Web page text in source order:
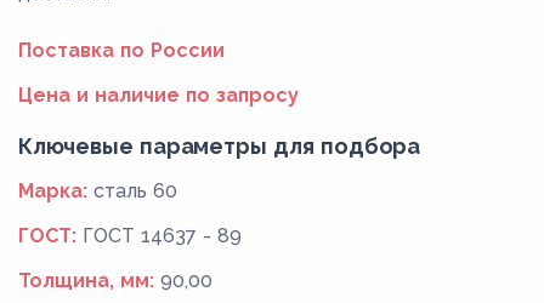
Поставка по России
Цена и наличие по запросу
Ключевые параметры для подбора
Марка: сталь 60
ГОСТ: ГОСТ 14637 - 89
Толщина, мм: 90,00